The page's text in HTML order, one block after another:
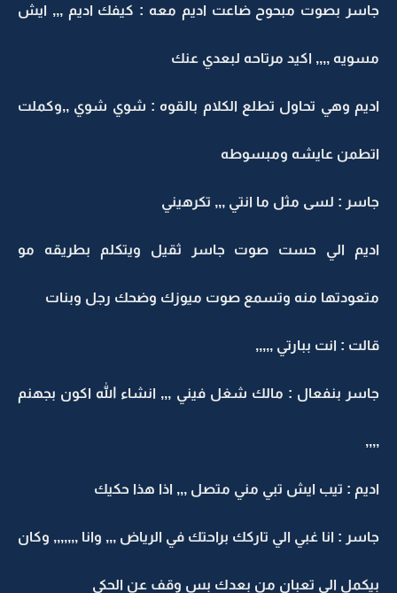
جاسر بصوت مبحوح ضاعت اديم معه : كيفك اديم ,,, ايش
مسويه ,,,, اكيد مرتاحه لبعدي عنك
اديم وهي تحاول تطلع الكلام بالقوه : شوي شوي ,,وكملت
اتطمن عايشه ومبسوطه
جاسر : لسى مثل ما انتي ,,, تكرهيني
اديم الي حست صوت جاسر ثقيل ويتكلم بطريقه مو
متعودتها منه وتسمع صوت ميوزك وضحك رجل وبنات
قالت : انت ببارتي ,,,,,
جاسر بنفعال : مالك شغل فيني ,,, انشاء الله اكون بجهنم
,,,,
اديم : تيب ايش تبي مني متصل ,,, اذا هذا حكيك
جاسر : انا غبي الي تاركك براحتك في الرياض ,,, وانا ,,,,,,, وكان
بيكمل الي تعبان من بعدك بس وقف عن الحكي